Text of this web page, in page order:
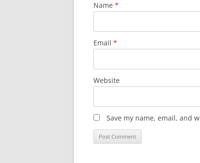
Name *
Email *
Website
Save my name, email, and